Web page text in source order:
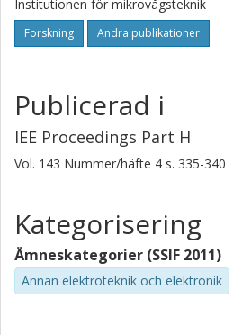
Institutionen för mikrovågsteknik
Forskning Andra publikationer
Publicerad i
IEE Proceedings Part H
Vol. 143 Nummer/häfte 4 s. 335-340
Kategorisering
Ämneskategorier (SSIF 2011)
Annan elektroteknik och elektronik